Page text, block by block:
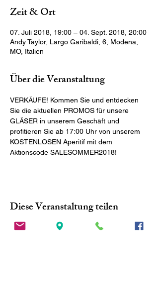
Zeit & Ort
07. Juli 2018, 19:00 – 04. Sept. 2018, 20:00
Andy Taylor, Largo Garibaldi, 6, Modena,
MO, Italien
Über die Veranstaltung
VERKÄUFE! Kommen Sie und entdecken
Sie die aktuellen PROMOS für unsere
GLÄSER in unserem Geschäft und
profitieren Sie ab 17:00 Uhr von unserem
KOSTENLOSEN Aperitif mit dem
Aktionscode SALESOMMER2018!
Diese Veranstaltung teilen